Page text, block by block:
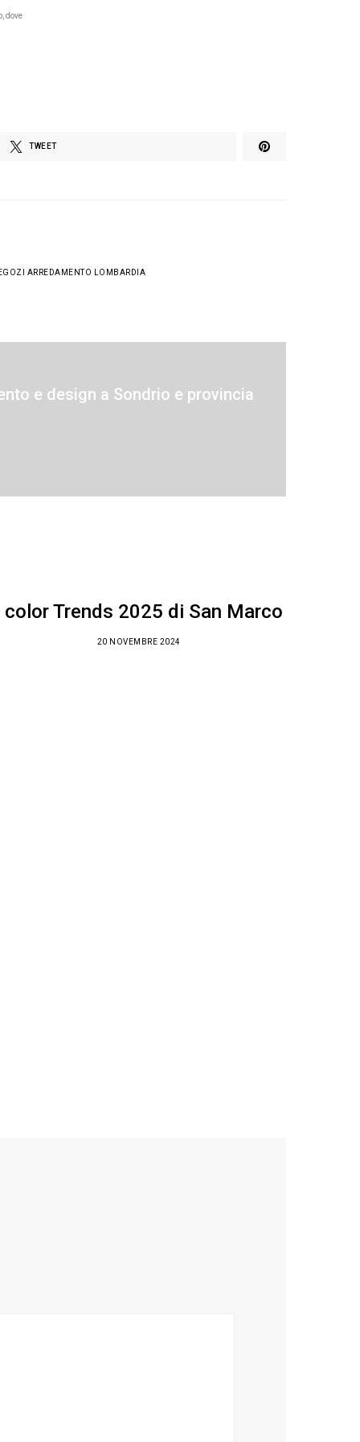
dove
TWEET
ARREDAMENTO LOMBARDIA
e design a Sondrio e provincia
color Trends 2025 di San Marco
20 NOVEMBRE 2024